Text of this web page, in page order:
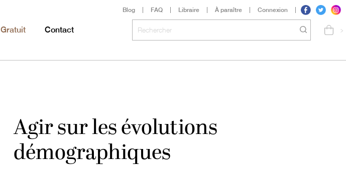
Blog FAQ Libraire À paraître Connexion
Gratuit Contact >
Agir sur les évolutions
démographiques